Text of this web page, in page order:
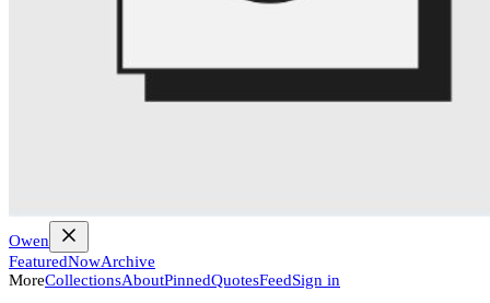
Owen
FeaturedNowArchive
MoreCollectionsAboutPinnedQuotesFeedSign in